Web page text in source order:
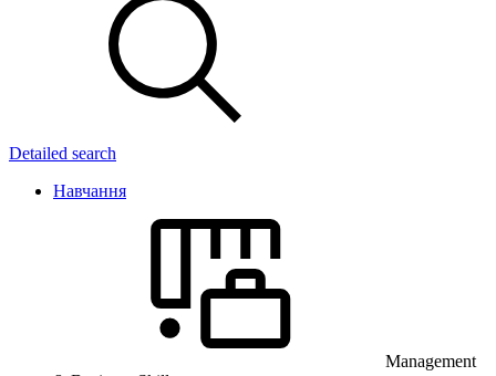
Detailed search
Навчання
Management